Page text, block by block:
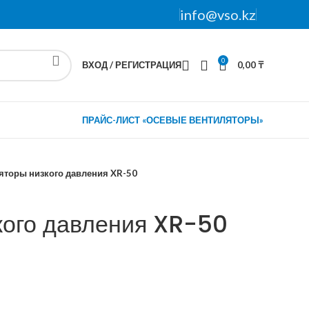
info@vso.kz
ВХОД / РЕГИСТРАЦИЯ 0 0,00₸
ПРАЙС-ЛИСТ «ОСЕВЫЕ ВЕНТИЛЯТОРЫ»
низкого давления XR-50
давления XR-50